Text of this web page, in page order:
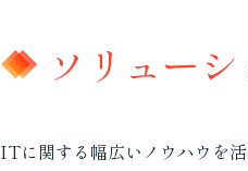
ソリュー
ITに関する幅広いノウハウを